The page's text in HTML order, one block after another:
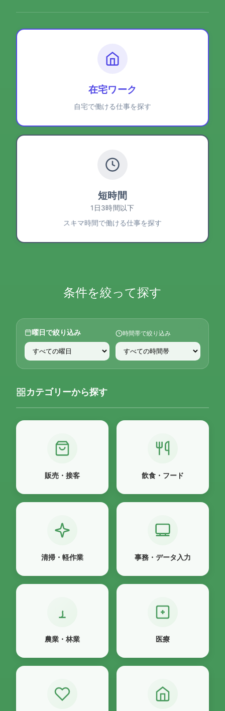
在宅ワーク
自宅で働ける仕事を探す
短時間
1日3時間以下
スキマ時間で働ける仕事を探す
条件を絞って探す
曜日で絞り込み 時間帯で絞り込み
カテゴリーから探す
販売・接客 飲食・フード
清掃・軽作業 事務・データ入力
農業・林業 医療